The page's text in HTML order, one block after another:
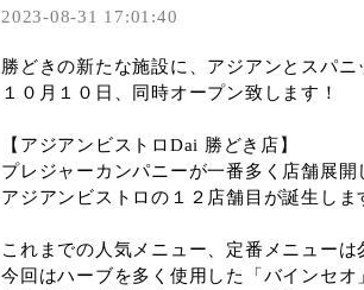
2023-08-31 17:01:40
勝どきの新たな施設に、アジアンとスパ
１０月１０日、同時オープン致します！
【アジアンビストロDai 勝どき店】
プレジャーカンパニーが一番多く店舗展開
アジアンビストロの１２店舗目が誕生しま
これまでの人気メニュー、定番メニューは
今回はハーブを多く使用した「バインセオ